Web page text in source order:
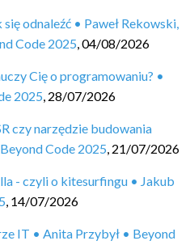
odnaleźć • Paweł Rekowski,
Code 2025,04/08/2026
Cię o programowaniu? •
2025, 28/07/2026
czy narzędzie budowania
Code 2025, 21/07/2026
- czyli o kitesurfingu • Jakub
, 14/07/2026
IT • Anita Przybył • Beyond